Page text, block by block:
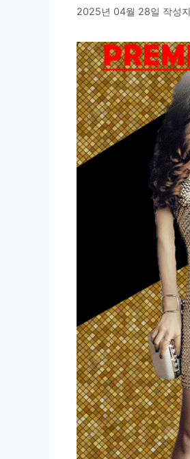
2025년 04월 28일 작성